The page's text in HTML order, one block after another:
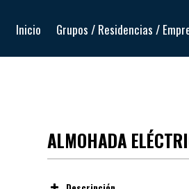
Inicio Grupos / Residencias /
ALMOHADA